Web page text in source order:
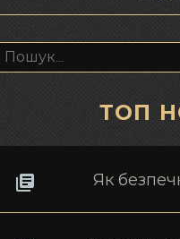
ТОП
Як